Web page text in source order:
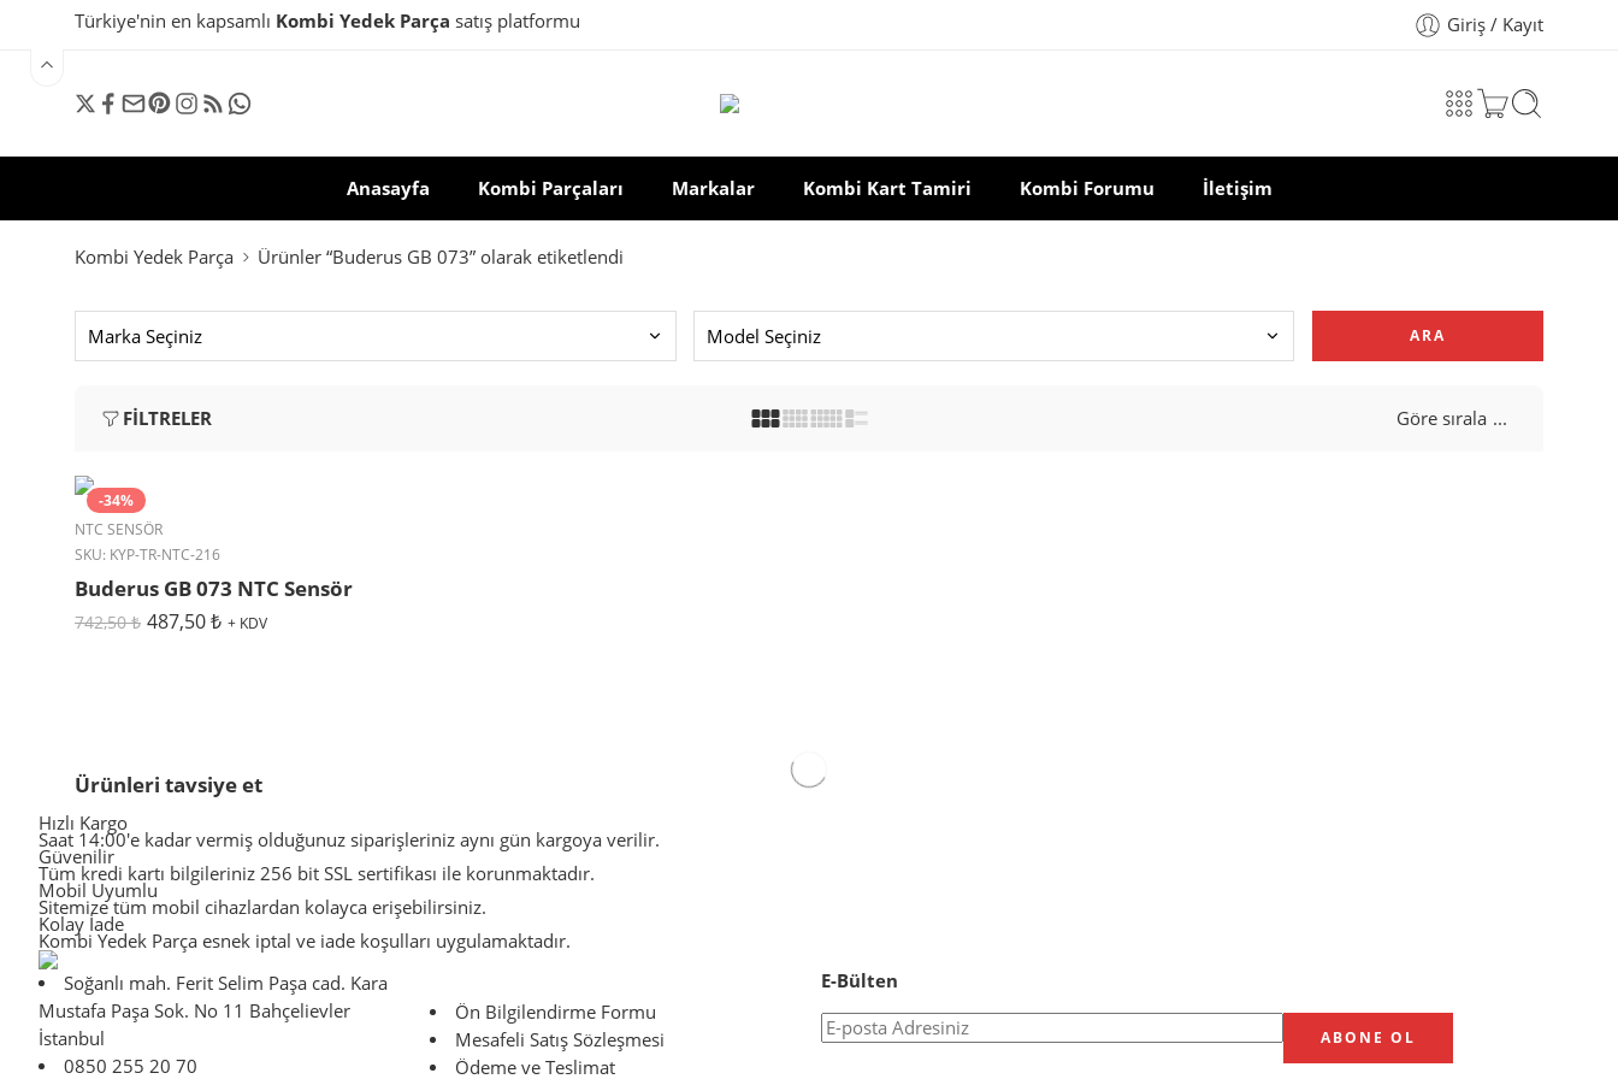
Türkiye'nin en kapsamlı Kombi Yedek Parça satış platformu Giriş / Kayıt
Anasayfa Kombi Parçaları Markalar Kombi Kart Tamiri Kombi Forumu İletişim
Kombi Yedek Parça Ürünler “Buderus GB 073” olarak etiketlendi
ARA
FILTRELER Göre sırala ...
-34%
NTC SENSÖR
SKU: KYP-TR-NTC-216
Buderus GB 073 NTC Sensör
742,50₺ 487,50₺ + KDV
Ürünleri tavsiye et
Hızlı Kargo
Saat 14:00'e kadar vermiş olduğunuz siparişleriniz aynı gün kargoya verilir.
Güvenilir
Tüm kredi kartı bilgileriniz 256 bit SSL sertifikası ile korunmaktadır.
Mobil Uyumlu
Sitemize tüm mobil cihazlardan kolayca erişebilirsiniz.
Kolay İade
Kombi Yedek Parça esnek iptal ve iade koşulları uygulamaktadır.
Soğanlı mah. Ferit Selim Paşa cad. Kara
Mustafa Paşa Sok. No 11 Bahçelievler
İstanbul
0850 255 20 70
Ön Bilgilendirme Formu
Mesafeli Satış Sözleşmesi
Ödeme ve Teslimat
E-Bülten